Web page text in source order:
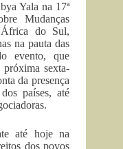
Yala na 17ª
Mudanças
do Sul,
na pauta das
evento, que
sexta-
da presença
países, até
até hoje na
dos povos